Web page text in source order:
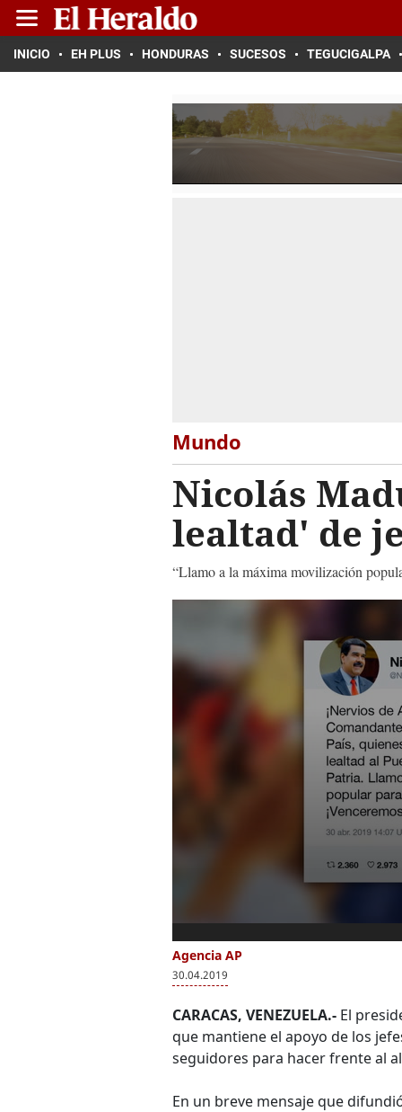
INICIO EH PLUS HONDURAS SUCESOS TEGUCIGALPA
Mundo
Nicolás
lealtad' de
“Llamo a la máxima movilización
seconds
Volume
90%
Agencia AP
30.04.2019
CARACAS, VENEZUELA.- El
que mantiene el apoyo de los
seguidores para hacer frente al
En un breve mensaje que